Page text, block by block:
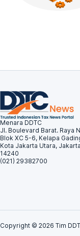
Menara DDTC
Jl. Boulevard Barat. Raya
Blok XC 5-6, Kelapa
Kota Jakarta Utara, Jakarta
14240
(021) 29382700
Copyright © 2026 Tim